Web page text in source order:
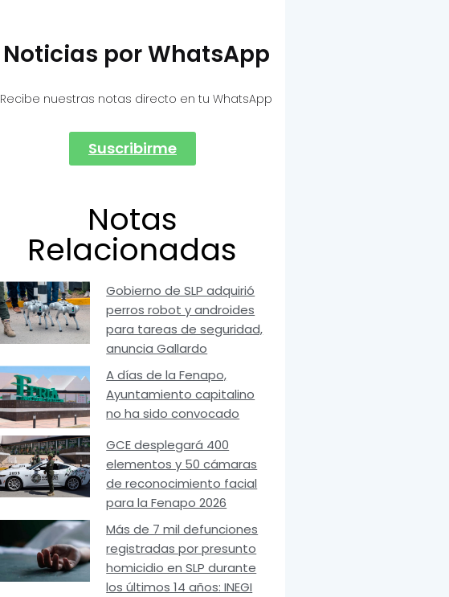
Noticias por WhatsApp
Recibe nuestras notas directo en tu WhatsApp
Suscribirme
Notas
Relacionadas
Gobierno de SLP adquirió
perros robot y androides
para tareas de seguridad,
anuncia Gallardo
A días de la Fenapo,
Ayuntamiento capitalino
no ha sido convocado
GCE desplegará 400
elementos y 50 cámaras
de reconocimiento facial
para la Fenapo 2026
Más de 7 mil defunciones
registradas por presunto
homicidio en SLP durante
los últimos 14 años: INEGI